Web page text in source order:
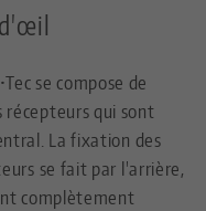
d'œil
se compose de
récepteurs qui sont
La fixation des
se fait par l'arrière,
complètement